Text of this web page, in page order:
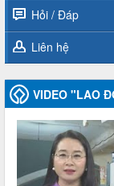
Hỏi / Đáp
Liên hệ
VIDEO "LAO